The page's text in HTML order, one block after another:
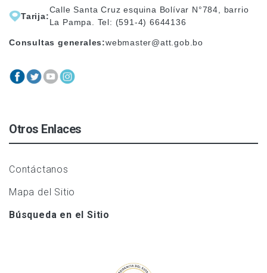
Tarija:
Calle Santa Cruz esquina Bolívar N°784, barrio
La Pampa. Tel: (591-4) 6644136
Consultas generales:webmaster@att.gob.bo
Otros Enlaces
Contáctanos
Mapa del Sitio
Búsqueda en el Sitio